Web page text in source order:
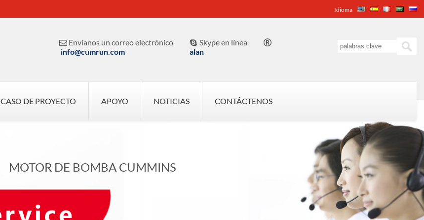
Idioma
 Envíanos un correo electrónico
info@cumrun.com
 Skype en línea
alan

CASO DE PROYECTO APOYO NOTICIAS CONTÁCTENOS
MOTOR DE BOMBA CUMMINS